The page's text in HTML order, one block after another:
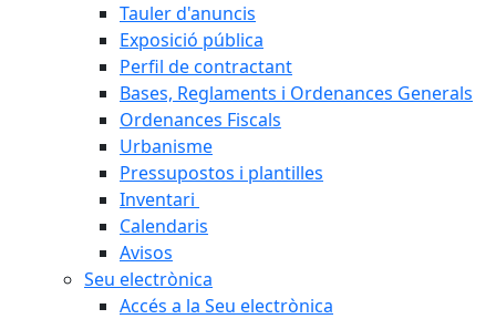
Tauler d'anuncis
Exposició pública
Perfil de contractant
Bases, Reglaments i Ordenances Generals
Ordenances Fiscals
Urbanisme
Pressupostos i plantilles
Inventari
Calendaris
Avisos
Seu electrònica
Accés a la Seu electrònica